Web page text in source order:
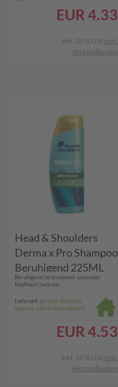
EUR 4.33
inkl. 20 % USt zzgl.
Versandkosten
Head & Shoulders
Derma x Pro Shampoo
Beruhigend 225ML
Beruhigend bei trockener juckender
Kopfhaut (Juckreiz...
Lieferzeit:geringe Stückzahl
lagernd, sofort versandbereit
EUR 4.53
inkl. 20 % USt zzgl.
Versandkosten